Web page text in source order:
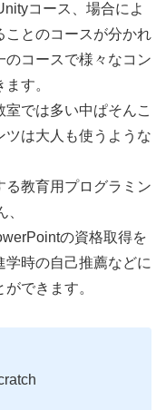
コース、場合によ
ことのコースが分かれ
のコースで様々なコン
す。
では多い中ぱそんこ
ツは大人も使うような
教育用プログラミン
の資格取得を
学時の自己推薦などに
できます。